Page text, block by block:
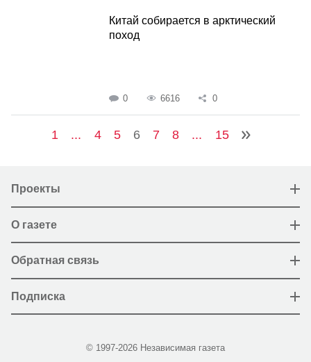
Китай собирается в арктический
поход
0 6616 0
1 ... 4 5 6 7 8 ... 15
Проекты
О газете
Обратная связь
Подписка
© 1997-2026 Независимая газета